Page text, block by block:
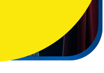
entrada. Además, podrás